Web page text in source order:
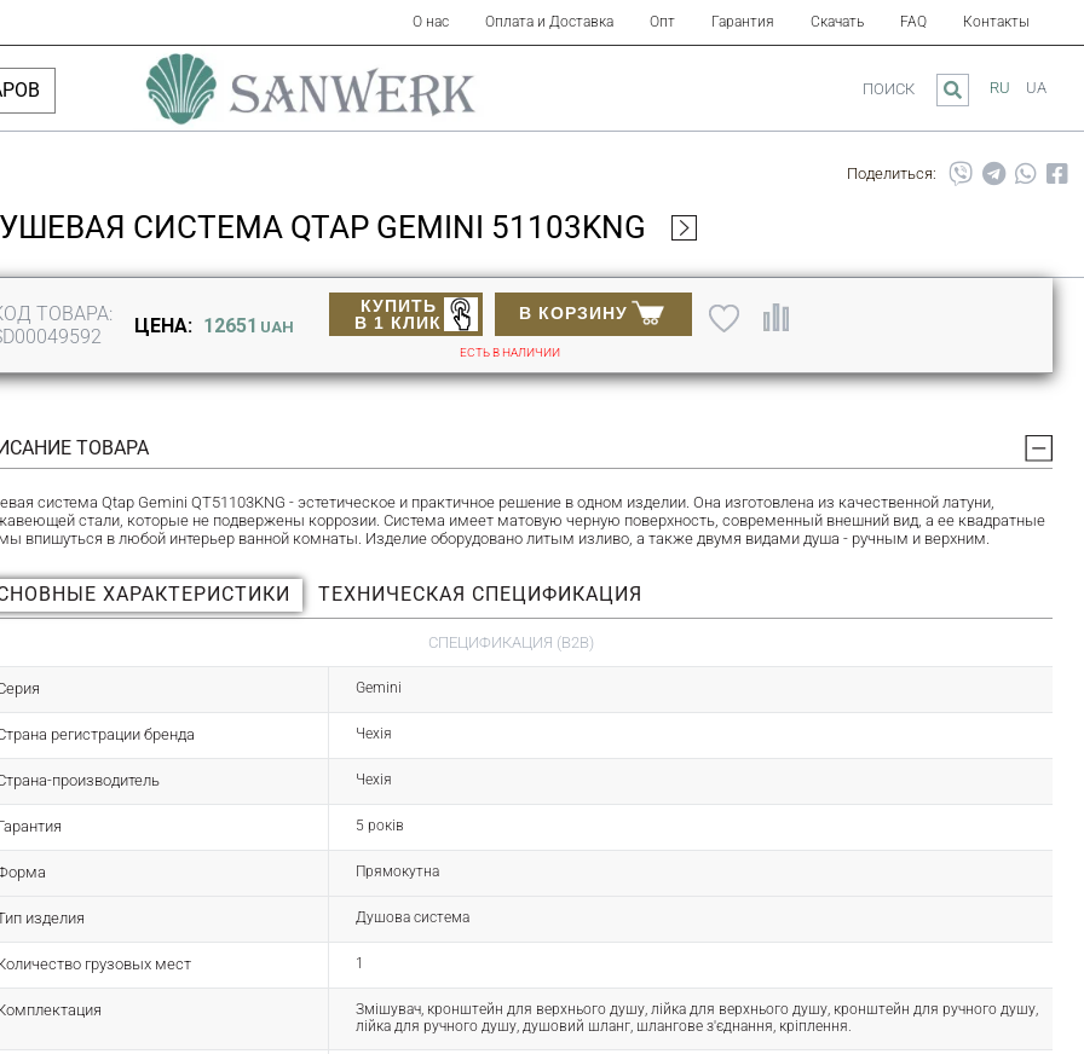
О нас Оплата и Доставка Опт Гарантия Скачать FAQ Контакты
RU UA
ПОИСК
Поделиться:
СИСТЕМА QTAP GEMINI 51103KNG
ТОВАРА:
ЦЕНА: 12651 UAH
В КОРЗИНУ
КУПИТЬ
В 1 КЛИК
ЕСТЬ В НАЛИЧИИ
ТОВАРА
система Qtap Gemini QT51103KNG - эстетическое и практичное решение в одном изделии. Она изготовлена из качественной латуни,
стали, которые не подвержены коррозии. Система имеет матовую черную поверхность, современный внешний вид, а ее квадратные
впишуться в любой интерьер ванной комнаты. Изделие оборудовано литым изливо, а также двумя видами душа - ручным и верхним.
ХАРАКТЕРИСТИКИ ТЕХНИЧЕСКАЯ СПЕЦИФИКАЦИЯ
СПЕЦИФИКАЦИЯ (B2B)
Gemini
регистрации бренда Чехія
производитель Чехія
5 років
Прямокутна
изделия Душова система
грузовых мест 1
Змішувач, кронштейн для верхнього душу, лійка для верхнього душу, кронштейн для ручного душу,
лійка для ручного душу, душовий шланг, шлангове з'єднання, кріплення.